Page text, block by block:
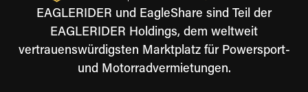
EAGLERIDER und EagleShare sind Teil der
EAGLERIDER Holdings, dem weltweit
vertrauenswürdigsten Marktplatz für Powersport-
und Motorradvermietungen.